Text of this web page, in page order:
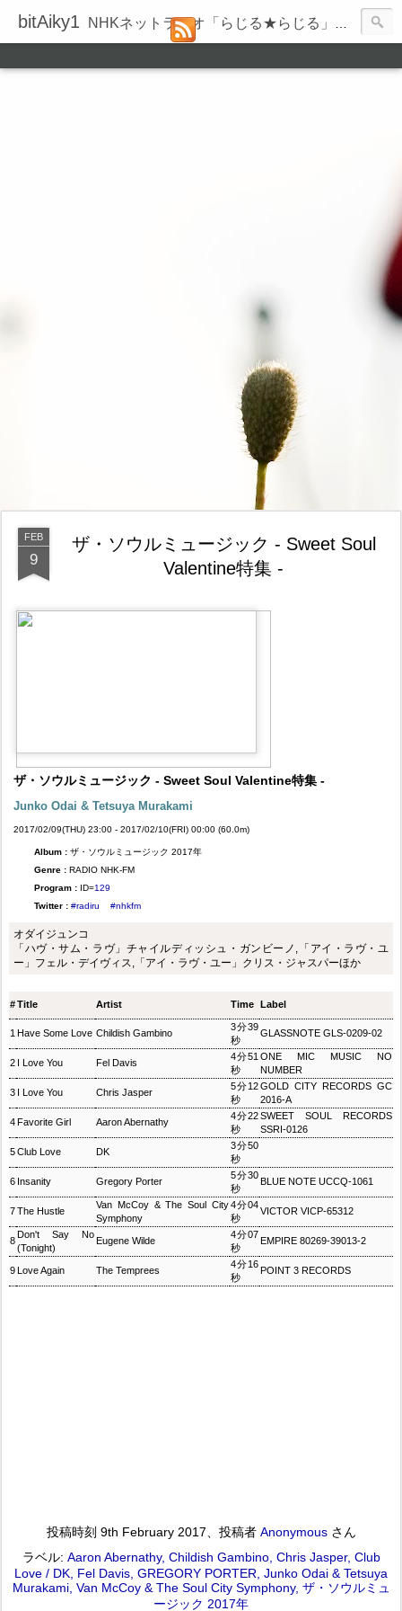
bitAiky1 NHKネットラジオ「らじる★らじる」の録音履歴
FEB
9
ザ・ソウルミュージック - Sweet Soul
Valentine特集 -
ザ・ソウルミュージック - Sweet Soul Valentine特集 -
Junko Odai & Tetsuya Murakami
2017/02/09(THU) 23:00 - 2017/02/10(FRI) 00:00 (60.0m)
Album : ザ・ソウルミュージック 2017年
Genre : RADIO NHK-FM
Program : ID=129
Twitter : #radiru #nhkfm
オダイジュンコ
「ハヴ・サム・ラヴ」チャイルディッシュ・ガンビーノ,「アイ・ラヴ・ユ
ー」フェル・デイヴィス,「アイ・ラヴ・ユー」クリス・ジャスパーほか
#Title Artist Time Label
1 Have Some Love Childish Gambino
3分39
秒
GLASSNOTE GLS-0209-02
2 I Love You Fel Davis
4分51
秒
ONE MIC MUSIC NO
NUMBER
3 I Love You Chris Jasper
5分12
秒
GOLD CITY RECORDS GC
2016-A
4Favorite Girl Aaron Abernathy
4分22
秒
SWEET SOUL RECORDS
SSRI-0126
5Club Love DK
3分50
秒
6 Insanity Gregory Porter
5分30
秒
BLUE NOTE UCCQ-1061
7The Hustle
Van McCoy & The Soul City
Symphony
4分04
秒
VICTOR VICP-65312
8
Don't Say No
(Tonight)
Eugene Wilde
4分07
秒
EMPIRE 80269-39013-2
9Love Again The Temprees
4分16
秒
POINT 3 RECORDS
投稿時刻 9th February 2017 、投稿者 Anonymousさん
ラベル: Aaron Abernathy Childish Gambino Chris Jasper Club
Love / DK Fel Davis GREGORY PORTER Junko Odai & Tetsuya
Murakami Van McCoy & The Soul City Symphony ザ・ソウルミュ
ージック 2017年